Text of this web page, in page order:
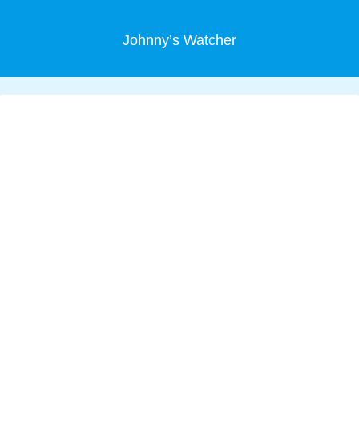
Johnny’s Watcher